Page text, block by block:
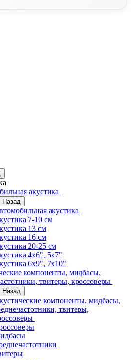
акустика
Назад
акустика
7-10 см
13 см
16 см
20-25 см
4х6", 5х7"
6х9", 7х10"
компоненты, мидбасы,
твитеры, кроссоверы
Назад
компоненты, мидбасы,
твитеры,